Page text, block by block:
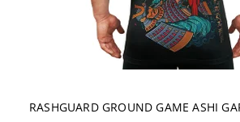
RASHGUARD GROUND GAME ASHI